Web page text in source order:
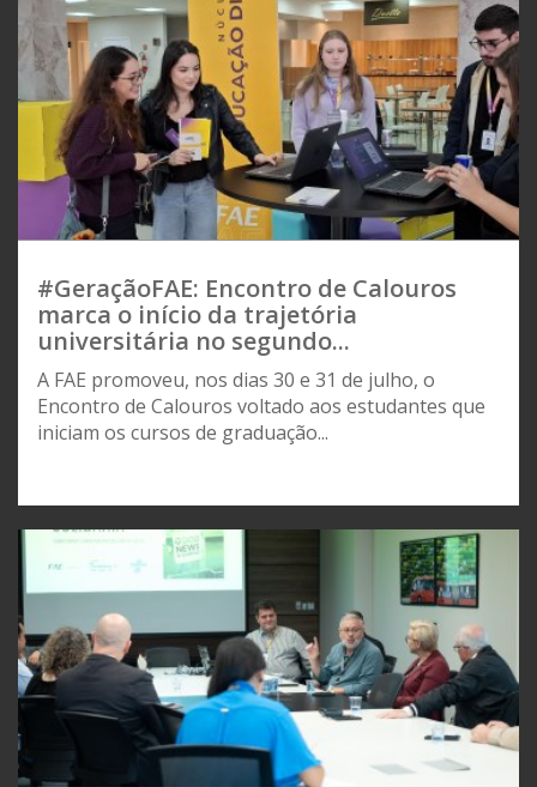
#GeraçãoFAE: Encontro de Calouros
marca o início da trajetória
universitária no segundo...
A FAE promoveu, nos dias 30 e 31 de julho, o
Encontro de Calouros voltado aos estudantes que
iniciam os cursos de graduação...